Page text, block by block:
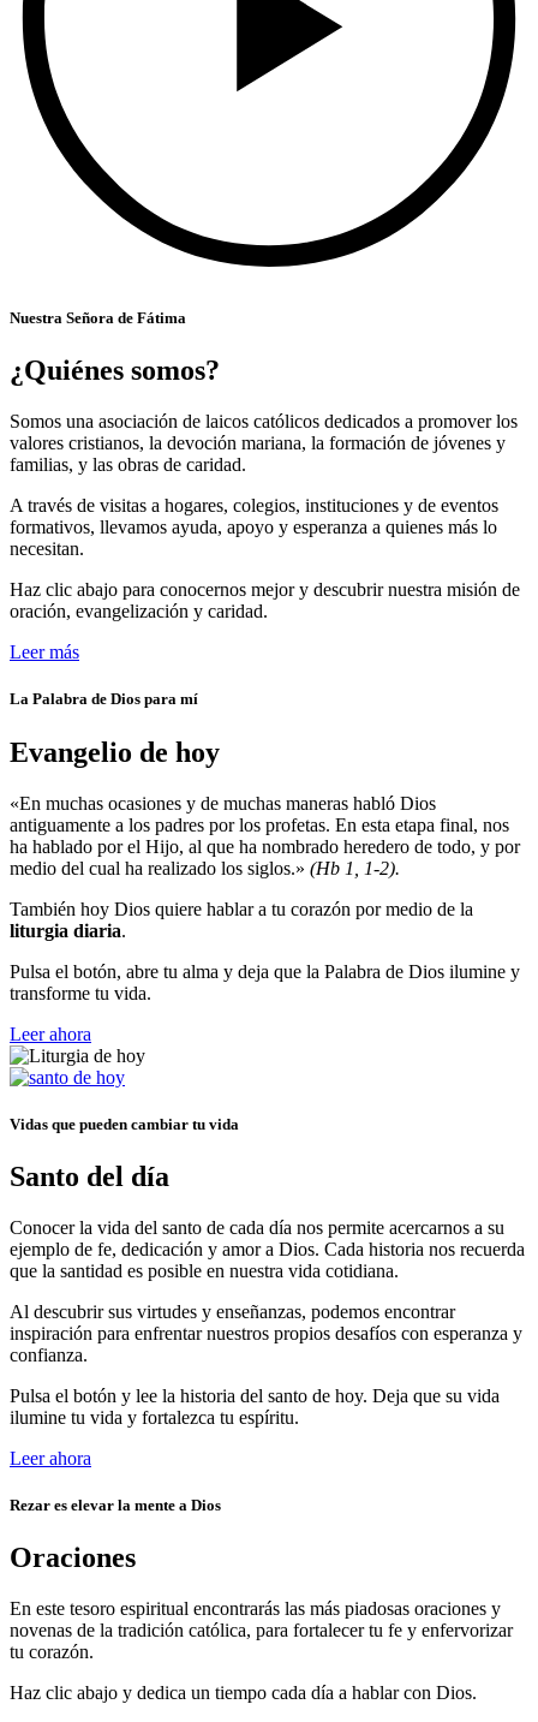
Nuestra Señora de Fátima
¿Quiénes somos?
Somos una asociación de laicos católicos dedicados a promover los
valores cristianos, la devoción mariana, la formación de jóvenes y
familias, y las obras de caridad.
A través de visitas a hogares, colegios, instituciones y de eventos
formativos, llevamos ayuda, apoyo y esperanza a quienes más lo
necesitan.
Haz clic abajo para conocernos mejor y descubrir nuestra misión de
oración, evangelización y caridad.
Leer más
La Palabra de Dios para mí
Evangelio de hoy
«En muchas ocasiones y de muchas maneras habló Dios
antiguamente a los padres por los profetas. En esta etapa final, nos
ha hablado por el Hijo, al que ha nombrado heredero de todo, y por
medio del cual ha realizado los siglos.» (Hb 1, 1-2).
También hoy Dios quiere hablar a tu corazón por medio de la
liturgia diaria.
Pulsa el botón, abre tu alma y deja que la Palabra de Dios ilumine y
transforme tu vida.
Leer ahora
Vidas que pueden cambiar tu vida
Santo del día
Conocer la vida del santo de cada día nos permite acercarnos a su
ejemplo de fe, dedicación y amor a Dios. Cada historia nos recuerda
que la santidad es posible en nuestra vida cotidiana.
Al descubrir sus virtudes y enseñanzas, podemos encontrar
inspiración para enfrentar nuestros propios desafíos con esperanza y
confianza.
Pulsa el botón y lee la historia del santo de hoy. Deja que su vida
ilumine tu vida y fortalezca tu espíritu.
Leer ahora
Rezar es elevar la mente a Dios
Oraciones
En este tesoro espiritual encontrarás las más piadosas oraciones y
novenas de la tradición católica, para fortalecer tu fe y enfervorizar
tu corazón.
Haz clic abajo y dedica un tiempo cada día a hablar con Dios.